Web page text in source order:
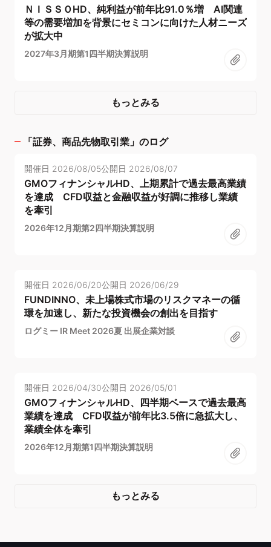
ＮＩＳＳＯHD、純利益が前年比91.0％増 AI関連
等の需要増加を背景にセミコンに向けた人材ニーズ
が拡大中
2027年3月期第1四半期決算説明
もっとみる
「証券、商品先物取引業 」のログ
開催日 2026/08/05公開日 2026/08/07
GMOフィナンシャルHD、上期累計で過去最高業績
を達成 CFD収益と金融収益が好調に推移し業績
を牽引
2026年12月期第2四半期決算説明
開催日 2026/06/20公開日 2026/06/29
FUNDINNO、未上場株式市場のリスクマネーの循
環を加速し、新たな投資機会の創出を目指す
ログミー IR Meet 2026夏 出展企業対談
開催日 2026/04/30公開日 2026/05/01
GMOフィナンシャルHD、四半期ベースで過去最高
業績を達成 CFD収益が前年比3.5倍に急拡大し、
業績全体を牽引
2026年12月期第1四半期決算説明
もっとみる